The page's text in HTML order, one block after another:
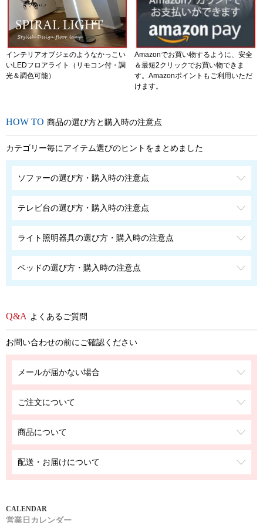
インテリアオブジェのようなかっこい
いLEDフロアライト（リモコン付・調
光＆調色可能）
Amazonでお買い物するように、安全
＆最短2クリックでお買い物できま
す。Amazonポイントもご利用いただ
けます。
商品の選び方と購入時の注意点
カテゴリー毎にアイテム選びのヒントをまとめました
ソファーの選び方・購入時の注意点
テレビ台の選び方・購入時の注意点
ライト照明器具の選び方・購入時の注意点
ベッドの選び方・購入時の注意点
よくあるご質問
お問い合わせの前にご確認ください
メールが届かない場合
ご注文について
商品について
配送・お届けについて
営業日カレンダー